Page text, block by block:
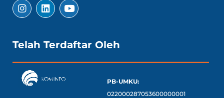
Telah Terdaftar Oleh
PB-UMKU:
022000287053600000001